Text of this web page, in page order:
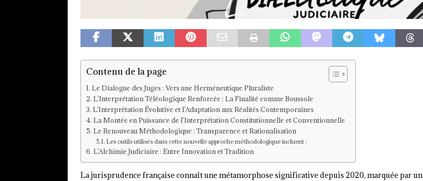
Contenu de la page
Le Dialogue des Juges : Vers une Herméneutique Pluraliste
L’Interprétation Téléologique Renforcée : La Finalité comme Boussole
L’Interprétation Évolutive et l’Adaptation aux Réalités Contemporaines
La Montée en Puissance de l’Interprétation Constitutionnelle et Conventionnelle
Le Renouveau Méthodologique : Transparence et Rationalisation
Les outils utilisés dans cette nouvelle approche méthodologique incluent :
L’Alchimie Judiciaire : Entre Innovation et Tradition
La jurisprudence française connaît une métamorphose significative depuis 2020, marquée par un